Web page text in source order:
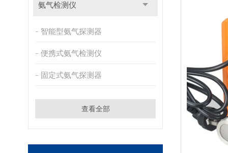
氨气检测仪
智能型氨气探测器
便携式氨气检测仪
固定式氨气探测器
查看全部